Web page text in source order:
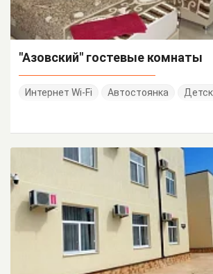
"Азовский" гостевые комнаты
Интернет Wi-Fi Автостоянка